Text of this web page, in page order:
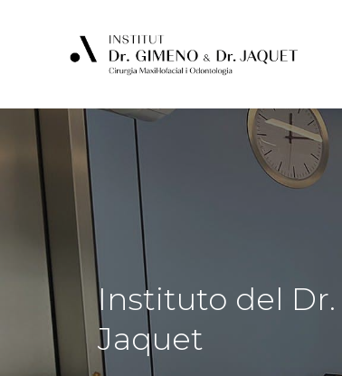
Instituto del Dr.
Jaquet